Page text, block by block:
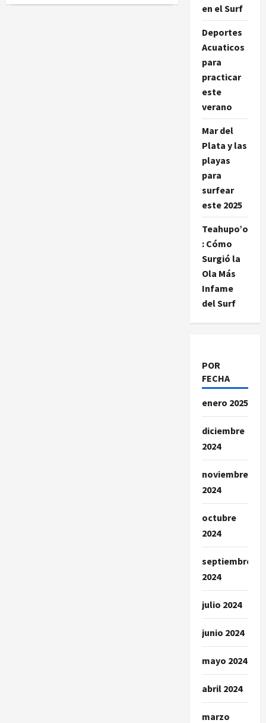
La
en el Surf
Deportes
Acuaticos
para
practicar
este
verano
Mar del
Plata y las
playas
para
surfear
este 2025
Teahupo’o
: Cómo
Surgió la
Ola Más
Infame
del Surf
POR
FECHA
enero 2025
diciembre
2024
noviembre
2024
octubre
2024
septiembre
2024
julio 2024
junio 2024
mayo 2024
abril 2024
marzo